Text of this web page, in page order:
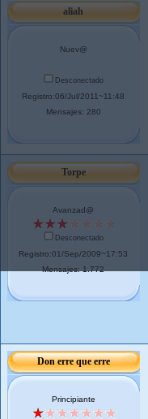
aliah
Nuev@
Desconectado
Registro:06/Jul/2011~11:48
Mensajes: 280
Torpe
Avanzad@
Desconectado
Registro:01/Sep/2009~17:53
Mensajes: 1.772
Don erre que erre
Principiante